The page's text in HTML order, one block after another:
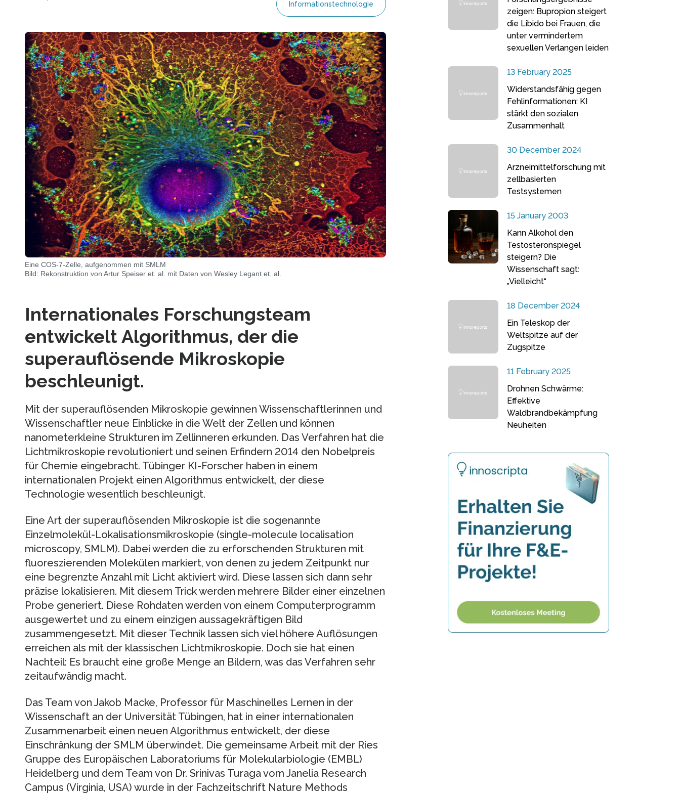
Informationstechnologie
Eine COS-7-Zelle, aufgenommen mit SMLM
Bild: Rekonstruktion von Artur Speiser et. al. mit Daten von Wesley Legant et. al.
Internationales Forschungsteam
entwickelt Algorithmus, der die
superauflösende Mikroskopie
beschleunigt.
Mit der superauflösenden Mikroskopie gewinnen Wissenschaftlerinnen und
Wissenschaftler neue Einblicke in die Welt der Zellen und können
nanometerkleine Strukturen im Zellinneren erkunden. Das Verfahren hat die
Lichtmikroskopie revolutioniert und seinen Erfindern 2014 den Nobelpreis
für Chemie eingebracht. Tübinger KI-Forscher haben in einem
internationalen Projekt einen Algorithmus entwickelt, der diese
Technologie wesentlich beschleunigt.
Eine Art der superauflösenden Mikroskopie ist die sogenannte
Einzelmolekül-Lokalisationsmikroskopie (single-molecule localisation
microscopy, SMLM). Dabei werden die zu erforschenden Strukturen mit
fluoreszierenden Molekülen markiert, von denen zu jedem Zeitpunkt nur
eine begrenzte Anzahl mit Licht aktiviert wird. Diese lassen sich dann sehr
präzise lokalisieren. Mit diesem Trick werden mehrere Bilder einer einzelnen
Probe generiert. Diese Rohdaten werden von einem Computerprogramm
ausgewertet und zu einem einzigen aussagekräftigen Bild
zusammengesetzt. Mit dieser Technik lassen sich viel höhere Auflösungen
erreichen als mit der klassischen Lichtmikroskopie. Doch sie hat einen
Nachteil: Es braucht eine große Menge an Bildern, was das Verfahren sehr
zeitaufwändig macht.
Das Team von Jakob Macke, Professor für Maschinelles Lernen in der
Wissenschaft an der Universität Tübingen, hat in einer internationalen
Zusammenarbeit einen neuen Algorithmus entwickelt, der diese
Einschränkung der SMLM überwindet. Die gemeinsame Arbeit mit der Ries
Gruppe des Europäischen Laboratoriums für Molekularbiologie (EMBL)
Heidelberg und dem Team von Dr. Srinivas Turaga vom Janelia Research
Campus (Virginia, USA) wurde in der Fachzeitschrift Nature Methods
zeigen: Bupropion steigert
die Libido bei Frauen, die
unter vermindertem
sexuellen Verlangen leiden
13 February 2025
Widerstandsfähig gegen
Fehlinformationen: KI
stärkt den sozialen
Zusammenhalt
30 December 2024
Arzneimittelforschung mit
zellbasierten
Testsystemen
15 January 2003
Kann Alkohol den
Testosteronspiegel
steigern? Die
Wissenschaft sagt:
„Vielleicht“
18 December 2024
Ein Teleskop der
Weltspitze auf der
Zugspitze
11 February 2025
Drohnen Schwärme:
Effektive
Waldbrandbekämpfung
Neuheiten